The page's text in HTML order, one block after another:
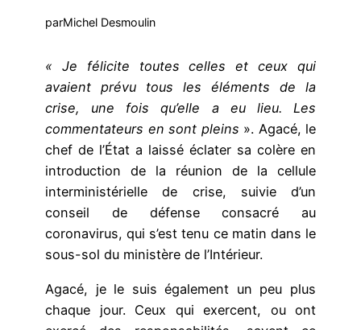
parMichel Desmoulin
« Je félicite toutes celles et ceux qui
avaient prévu tous les éléments de la
crise, une fois qu’elle a eu lieu. Les
commentateurs en sont pleins ». Agacé, le
chef de l’État a laissé éclater sa colère en
introduction de la réunion de la cellule
interministérielle de crise, suivie d’un
conseil de défense consacré au
coronavirus, qui s’est tenu ce matin dans le
sous-sol du ministère de l’Intérieur.
Agacé, je le suis également un peu plus
chaque jour. Ceux qui exercent, ou ont